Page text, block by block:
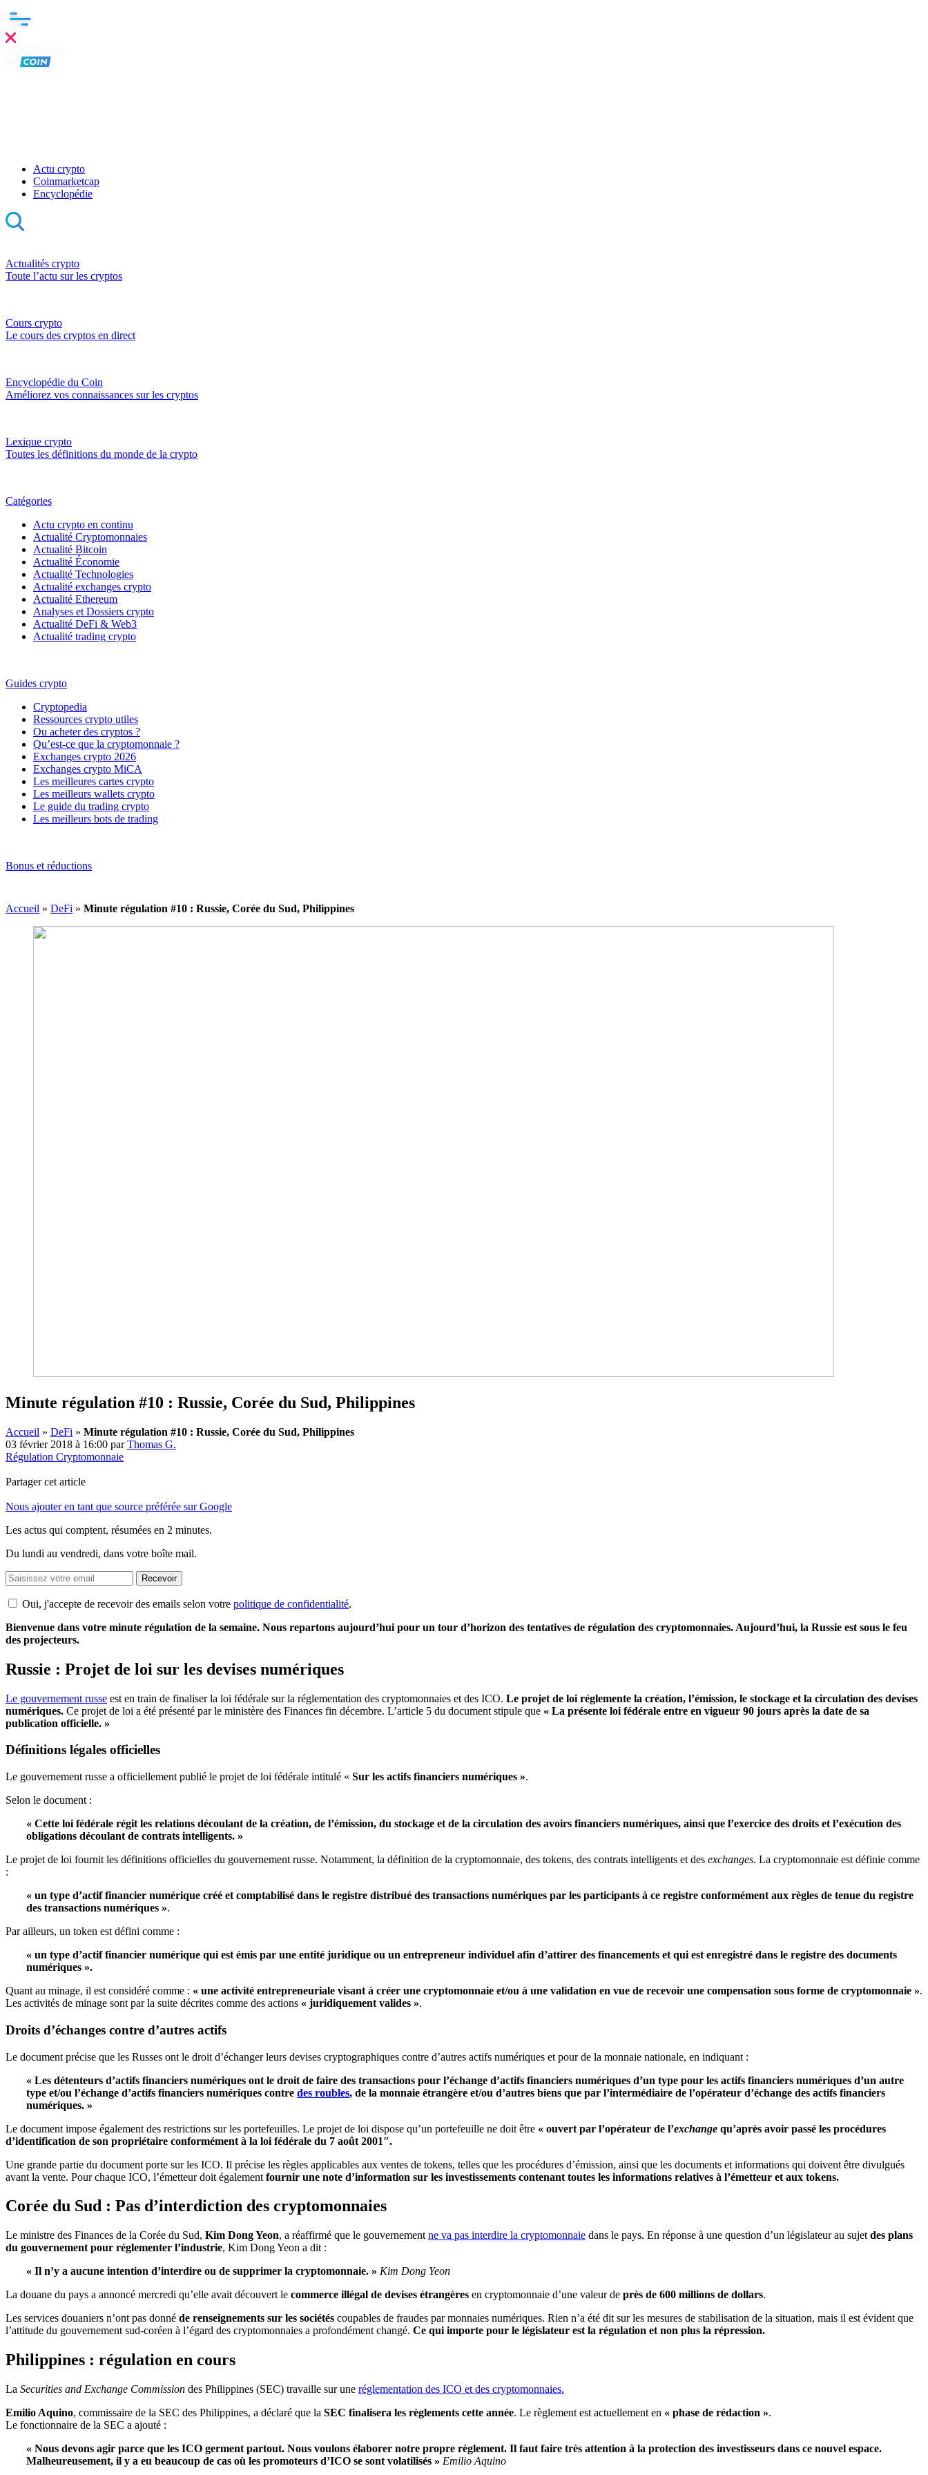
Actu crypto
Coinmarketcap
Encyclopédie
Actualités crypto
Toute l’actu sur les cryptos
Cours crypto
Le cours des cryptos en direct
Encyclopédie du Coin
Améliorez vos connaissances sur les cryptos
Lexique crypto
Toutes les définitions du monde de la crypto
Catégories
Actu crypto en continu
Actualité Cryptomonnaies
Actualité Bitcoin
Actualité Économie
Actualité Technologies
Actualité exchanges crypto
Actualité Ethereum
Analyses et Dossiers crypto
Actualité DeFi & Web3
Actualité trading crypto
Guides crypto
Cryptopedia
Ressources crypto utiles
Ou acheter des cryptos ?
Qu’est-ce que la cryptomonnaie ?
Exchanges crypto 2026
Exchanges crypto MiCA
Les meilleures cartes crypto
Les meilleurs wallets crypto
Le guide du trading crypto
Les meilleurs bots de trading
Bonus et réductions
Accueil » DeFi » Minute régulation #10 : Russie, Corée du Sud, Philippines
Minute régulation #10 : Russie, Corée du Sud, Philippines
Accueil » DeFi » Minute régulation #10 : Russie, Corée du Sud, Philippines
03 février 2018 à 16:00 parThomas G.
Régulation Cryptomonnaie
Partager cet article
Nous ajouter en tant que source préférée sur Google
Les actus qui comptent, résumées en 2 minutes.
Du lundi au vendredi, dans votre boîte mail.
Recevoir
Oui, j'accepte de recevoir des emails selon votre politique de confidentialité.
Bienvenue dans votre minute régulation de la semaine. Nous repartons aujourd’hui pour un tour d’horizon des tentatives de régulation des cryptomonnaies. Aujourd’hui, la Russie est sous le feu
des projecteurs.
Russie : Projet de loi sur les devises numériques
Le gouvernement russe est en train de finaliser la loi fédérale sur la réglementation des cryptomonnaies et des ICO. Le projet de loi réglemente la création, l’émission, le stockage et la circulation des devises
numériques. Ce projet de loi a été présenté par le ministère des Finances fin décembre. L’article 5 du document stipule que « La présente loi fédérale entre en vigueur 90 jours après la date de sa
publication officielle. »
Définitions légales officielles
Le gouvernement russe a officiellement publié le projet de loi fédérale intitulé « Sur les actifs financiers numériques ».
Selon le document :
« Cette loi fédérale régit les relations découlant de la création, de l’émission, du stockage et de la circulation des avoirs financiers numériques, ainsi que l’exercice des droits et l’exécution des
obligations découlant de contrats intelligents. »
Le projet de loi fournit les définitions officielles du gouvernement russe. Notamment, la définition de la cryptomonnaie, des tokens, des contrats intelligents et des exchanges. La cryptomonnaie est définie comme
:
« un type d’actif financier numérique créé et comptabilisé dans le registre distribué des transactions numériques par les participants à ce registre conformément aux règles de tenue du registre
des transactions numériques ».
Par ailleurs, un token est défini comme :
« un type d’actif financier numérique qui est émis par une entité juridique ou un entrepreneur individuel afin d’attirer des financements et qui est enregistré dans le registre des documents
numériques ».
Quant au minage, il est considéré comme : « une activité entrepreneuriale visant à créer une cryptomonnaie et/ou à une validation en vue de recevoir une compensation sous forme de cryptomonnaie ».
Les activités de minage sont par la suite décrites comme des actions « juridiquement valides ».
Droits d’échanges contre d’autres actifs
Le document précise que les Russes ont le droit d’échanger leurs devises cryptographiques contre d’autres actifs numériques et pour de la monnaie nationale, en indiquant :
« Les détenteurs d’actifs financiers numériques ont le droit de faire des transactions pour l’échange d’actifs financiers numériques d’un type pour les actifs financiers numériques d’un autre
type et/ou l’échange d’actifs financiers numériques contre des roubles, de la monnaie étrangère et/ou d’autres biens que par l’intermédiaire de l’opérateur d’échange des actifs financiers
numériques. »
Le document impose également des restrictions sur les portefeuilles. Le projet de loi dispose qu’un portefeuille ne doit être « ouvert par l’opérateur de l’exchange qu’après avoir passé les procédures
d’identification de son propriétaire conformément à la loi fédérale du 7 août 2001″.
Une grande partie du document porte sur les ICO. Il précise les règles applicables aux ventes de tokens, telles que les procédures d’émission, ainsi que les documents et informations qui doivent être divulgués
avant la vente. Pour chaque ICO, l’émetteur doit également fournir une note d’information sur les investissements contenant toutes les informations relatives à l’émetteur et aux tokens.
Corée du Sud : Pas d’interdiction des cryptomonnaies
Le ministre des Finances de la Corée du Sud, Kim Dong Yeon, a réaffirmé que le gouvernement ne va pas interdire la cryptomonnaie dans le pays. En réponse à une question d’un législateur au sujet des plans
du gouvernement pour réglementer l’industrie, Kim Dong Yeon a dit :
« Il n’y a aucune intention d’interdire ou de supprimer la cryptomonnaie. » Kim Dong Yeon
La douane du pays a annoncé mercredi qu’elle avait découvert le commerce illégal de devises étrangères en cryptomonnaie d’une valeur de près de 600 millions de dollars.
Les services douaniers n’ont pas donné de renseignements sur les sociétés coupables de fraudes par monnaies numériques. Rien n’a été dit sur les mesures de stabilisation de la situation, mais il est évident que
l’attitude du gouvernement sud-coréen à l’égard des cryptomonnaies a profondément changé. Ce qui importe pour le législateur est la régulation et non plus la répression.
Philippines : régulation en cours
La Securities and Exchange Commission des Philippines (SEC) travaille sur une réglementation des ICO et des cryptomonnaies.
Emilio Aquino, commissaire de la SEC des Philippines, a déclaré que la SEC finalisera les règlements cette année. Le règlement est actuellement en « phase de rédaction ».
Le fonctionnaire de la SEC a ajouté :
« Nous devons agir parce que les ICO germent partout. Nous voulons élaborer notre propre règlement. Il faut faire très attention à la protection des investisseurs dans ce nouvel espace.
Malheureusement, il y a eu beaucoup de cas où les promoteurs d’ICO se sont volatilisés » Emilio Aquino